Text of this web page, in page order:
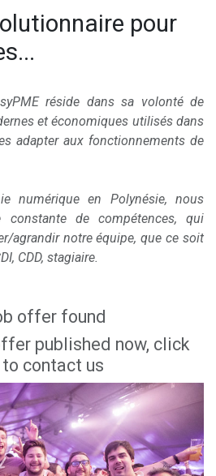
pour
réside dans sa volonté de
et économiques utilisés dans
adapter aux fonctionnements de
numérique en Polynésie, nous
constante de compétences, qui
agrandir notre équipe, que ce soit
CDD, stagiaire.
offer found
published now, click
to contact us